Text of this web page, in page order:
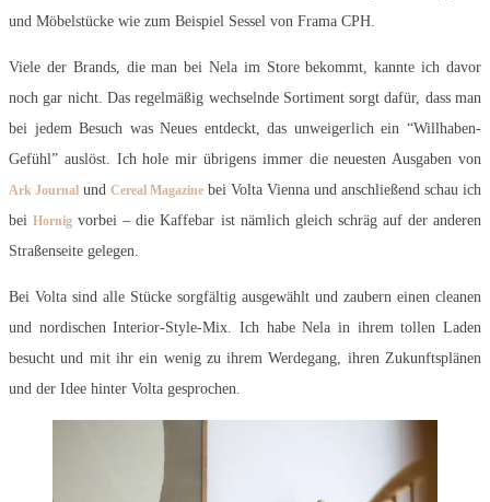
und Möbelstücke wie zum Beispiel Sessel von Frama CPH.
Viele der Brands, die man bei Nela im Store bekommt, kannte ich davor
noch gar nicht. Das regelmäßig wechselnde Sortiment sorgt dafür, dass man
bei jedem Besuch was Neues entdeckt, das unweigerlich ein “Willhaben-
Gefühl” auslöst. Ich hole mir übrigens immer die neuesten Ausgaben von
Ark Journal und Cereal Magazine bei Volta Vienna und anschließend schau ich
beiHornig vorbei – die Kaffebar ist nämlich gleich schräg auf der anderen
Straßenseite gelegen.
Bei Volta sind alle Stücke sorgfältig ausgewählt und zaubern einen cleanen
und nordischen Interior-Style-Mix. Ich habe Nela in ihrem tollen Laden
besucht und mit ihr ein wenig zu ihrem Werdegang, ihren Zukunftsplänen
und der Idee hinter Volta gesprochen.